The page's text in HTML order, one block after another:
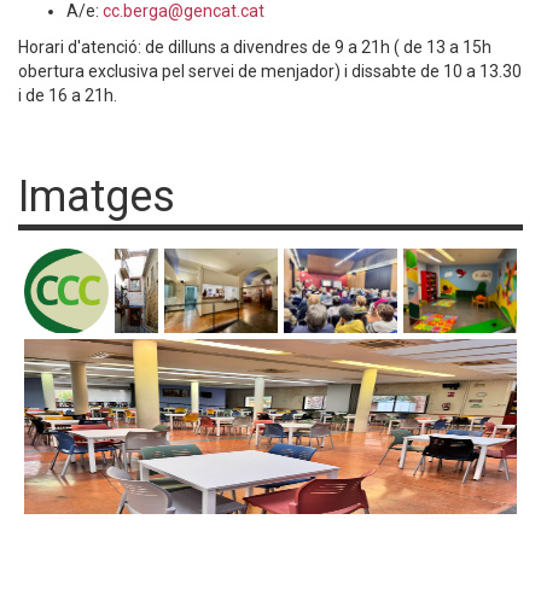
A/e: cc.berga@gencat.cat
Horari d'atenció: de dilluns a divendres de 9 a 21h ( de 13 a 15h
obertura exclusiva pel servei de menjador) i dissabte de 10 a 13.30
i de 16 a 21h.
Imatges